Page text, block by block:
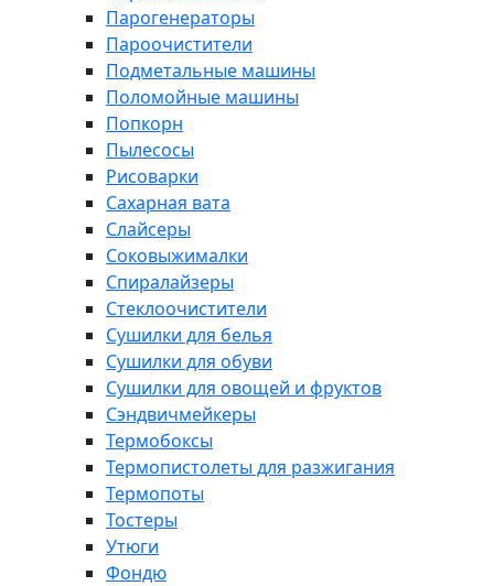
Парогенераторы
Пароочистители
Подметальные машины
Поломойные машины
Попкорн
Пылесосы
Рисоварки
Сахарная вата
Слайсеры
Соковыжималки
Спиралайзеры
Стеклоочистители
Сушилки для белья
Сушилки для обуви
Сушилки для овощей и фруктов
Сэндвичмейкеры
Термобоксы
Термопистолеты для разжигания
Термопоты
Тостеры
Утюги
Фондю